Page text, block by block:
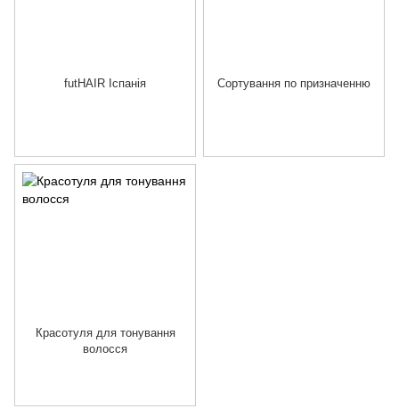
futHAIR Іспанія Сортування по призначенню
Красотуля для тонування
волосся